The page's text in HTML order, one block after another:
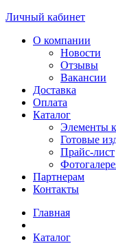
Личный кабинет
О компании
Новости
Отзывы
Вакансии
Доставка
Оплата
Каталог
Элементы
Готовые
Прайс-лист
Партнерам
Контакты
Главная
Каталог